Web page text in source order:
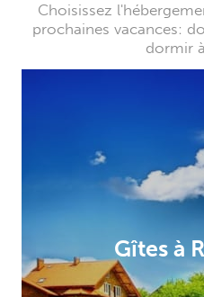
Choisissez
prochaines vacances:
dormir
Gîtes à